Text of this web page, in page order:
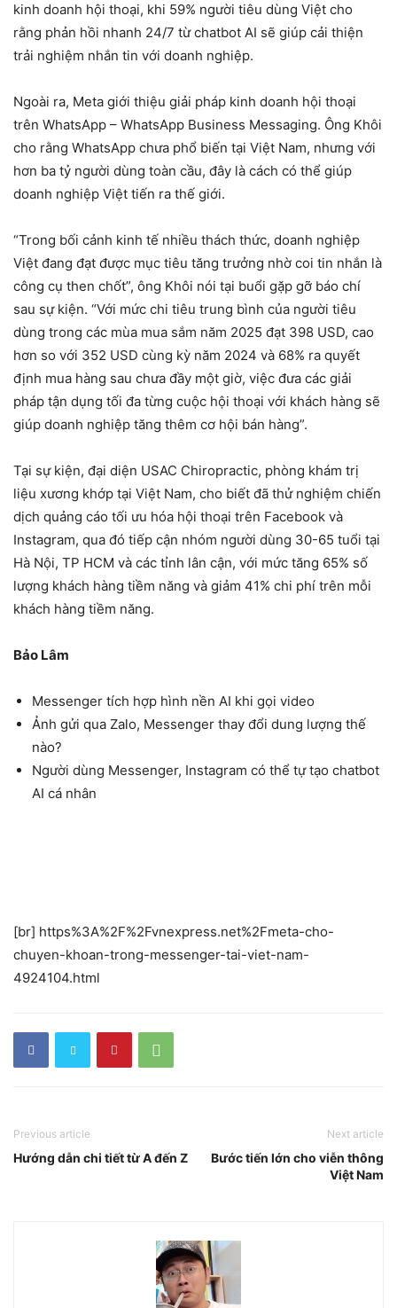
kinh doanh hội thoại, khi 59% người tiêu dùng Việt cho
rằng phản hồi nhanh 24/7 từ chatbot AI sẽ giúp cải thiện
trải nghiệm nhắn tin với doanh nghiệp.
Ngoài ra, Meta giới thiệu giải pháp kinh doanh hội thoại
trên WhatsApp – WhatsApp Business Messaging. Ông Khôi
cho rằng WhatsApp chưa phổ biến tại Việt Nam, nhưng với
hơn ba tỷ người dùng toàn cầu, đây là cách có thể giúp
doanh nghiệp Việt tiến ra thế giới.
“Trong bối cảnh kinh tế nhiều thách thức, doanh nghiệp
Việt đang đạt được mục tiêu tăng trưởng nhờ coi tin nhắn là
công cụ then chốt”, ông Khôi nói tại buổi gặp gỡ báo chí
sau sự kiện. “Với mức chi tiêu trung bình của người tiêu
dùng trong các mùa mua sắm năm 2025 đạt 398 USD, cao
hơn so với 352 USD cùng kỳ năm 2024 và 68% ra quyết
định mua hàng sau chưa đầy một giờ, việc đưa các giải
pháp tận dụng tối đa từng cuộc hội thoại với khách hàng sẽ
giúp doanh nghiệp tăng thêm cơ hội bán hàng”.
Tại sự kiện, đại diện USAC Chiropractic, phòng khám trị
liệu xương khớp tại Việt Nam, cho biết đã thử nghiệm chiến
dịch quảng cáo tối ưu hóa hội thoại trên Facebook và
Instagram, qua đó tiếp cận nhóm người dùng 30-65 tuổi tại
Hà Nội, TP HCM và các tỉnh lân cận, với mức tăng 65% số
lượng khách hàng tiềm năng và giảm 41% chi phí trên mỗi
khách hàng tiềm năng.
Bảo Lâm
Messenger tích hợp hình nền AI khi gọi video
Ảnh gửi qua Zalo, Messenger thay đổi dung lượng thế
nào?
Người dùng Messenger, Instagram có thể tự tạo chatbot
AI cá nhân
[br] https%3A%2F%2Fvnexpress.net%2Fmeta-cho-
chuyen-khoan-trong-messenger-tai-viet-nam-
4924104.html
Previous article
Hướng dẫn chi tiết từ A đến Z
Next article
Bước tiến lớn cho viễn thông
Việt Nam